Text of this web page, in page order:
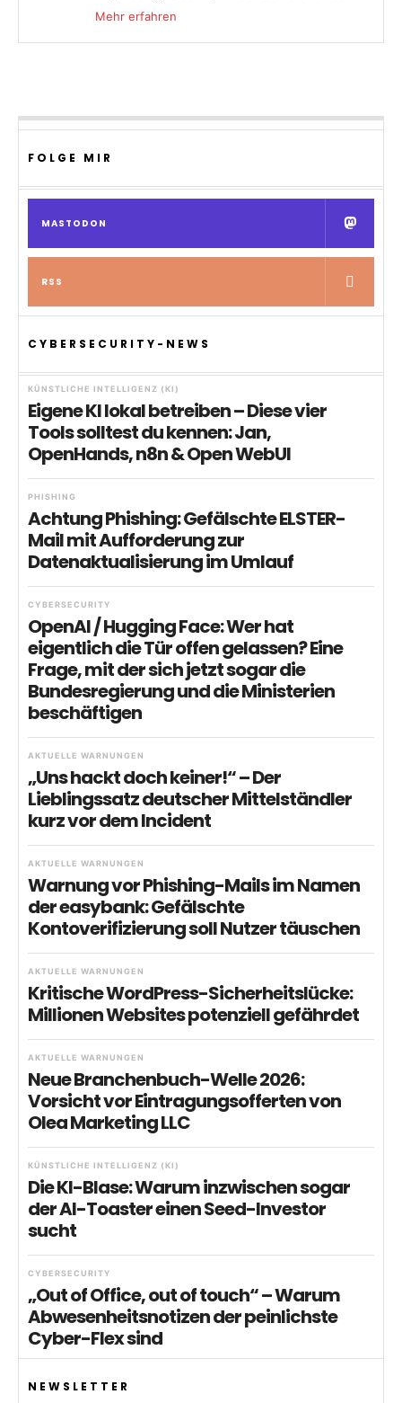
Mehr erfahren
FOLGE MIR
MASTODON
RSS
CYBERSECURITY-NEWS
KÜNSTLICHE INTELLIGENZ (KI)
Eigene KI lokal betreiben – Diese vier
Tools solltest du kennen: Jan,
OpenHands, n8n & Open WebUI
PHISHING
Achtung Phishing: Gefälschte ELSTER-
Mail mit Aufforderung zur
Datenaktualisierung im Umlauf
CYBERSECURITY
OpenAI / Hugging Face: Wer hat
eigentlich die Tür offen gelassen? Eine
Frage, mit der sich jetzt sogar die
Bundesregierung und die Ministerien
beschäftigen
AKTUELLE WARNUNGEN
„Uns hackt doch keiner!“ – Der
Lieblingssatz deutscher Mittelständler
kurz vor dem Incident
AKTUELLE WARNUNGEN
Warnung vor Phishing-Mails im Namen
der easybank: Gefälschte
Kontoverifizierung soll Nutzer täuschen
AKTUELLE WARNUNGEN
Kritische WordPress-Sicherheitslücke:
Millionen Websites potenziell gefährdet
AKTUELLE WARNUNGEN
Neue Branchenbuch-Welle 2026:
Vorsicht vor Eintragungsofferten von
Olea Marketing LLC
KÜNSTLICHE INTELLIGENZ (KI)
Die KI-Blase: Warum inzwischen sogar
der AI-Toaster einen Seed-Investor
sucht
CYBERSECURITY
„Out of Office, out of touch“ – Warum
Abwesenheitsnotizen der peinlichste
Cyber-Flex sind
NEWSLETTER